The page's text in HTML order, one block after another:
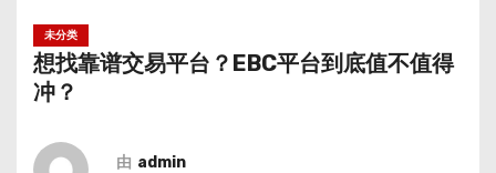
未分类
想找靠谱交易平台？EBC平台到底值不值得
冲？
由 admin